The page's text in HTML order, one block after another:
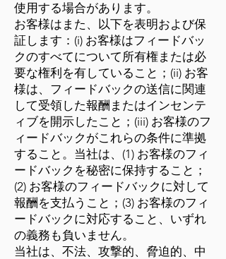
使用する場合があります。
お客様はまた、以下を表明および保
証します：(i) お客様はフィードバッ
クのすべてについて所有権または必
要な権利を有していること；(ii) お客
様は、フィードバックの送信に関連
して受領した報酬またはインセンテ
ィブを開示したこと；(iii) お客様のフ
ィードバックがこれらの条件に準拠
すること。当社は、(1) お客様のフィ
ードバックを秘密に保持すること；
(2) お客様のフィードバックに対して
報酬を支払うこと；(3) お客様のフィ
ードバックに対応すること、いずれ
の義務も負いません。
当社は、不法、攻撃的、脅迫的、中